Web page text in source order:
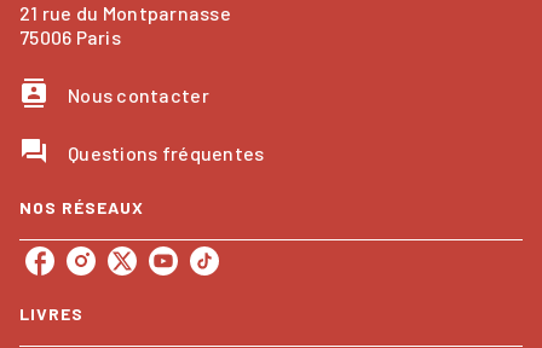
21 rue du Montparnasse
75006 Paris
contacts Nous contacter
question_answer Questions fréquentes
NOS RÉSEAUX
LIVRES